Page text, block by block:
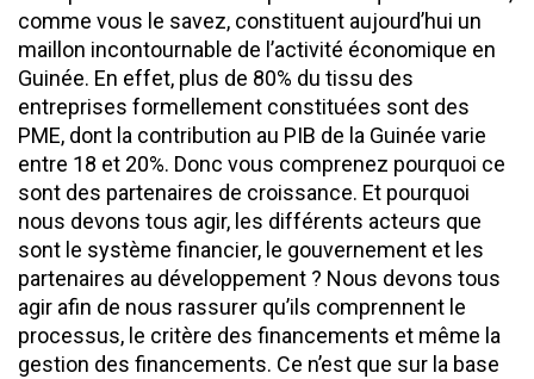
comme vous le savez, constituent aujourd’hui un
maillon incontournable de l’activité économique en
Guinée. En effet, plus de 80% du tissu des
entreprises formellement constituées sont des
PME, dont la contribution au PIB de la Guinée varie
entre 18 et 20%. Donc vous comprenez pourquoi ce
sont des partenaires de croissance. Et pourquoi
nous devons tous agir, les différents acteurs que
sont le système financier, le gouvernement et les
partenaires au développement ? Nous devons tous
agir afin de nous rassurer qu’ils comprennent le
processus, le critère des financements et même la
gestion des financements. Ce n’est que sur la base